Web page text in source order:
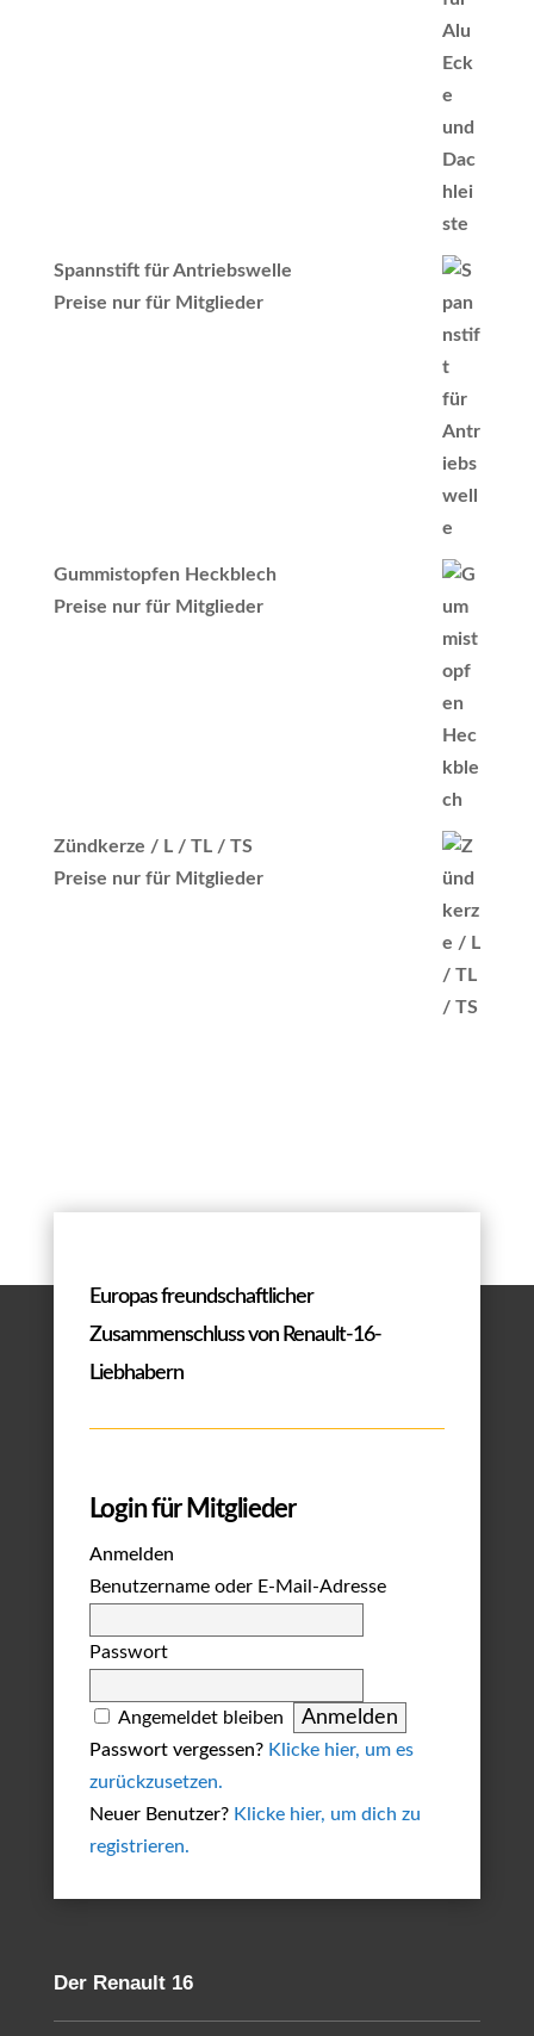
Spannstift für Antriebswelle
Preise nur für Mitglieder
Gummistopfen Heckblech
Preise nur für Mitglieder
Zündkerze / L / TL / TS
Preise nur für Mitglieder
Europas freundschaftlicher
Zusammenschluss von Renault-16-
Liebhabern
Login für Mitglieder
Anmelden
Benutzername oder E-Mail-Adresse
Passwort
Angemeldet bleiben
Passwort vergessen? Klicke hier, um es
zurückzusetzen.
Neuer Benutzer? Klicke hier, um dich zu
registrieren.
Der Renault 16